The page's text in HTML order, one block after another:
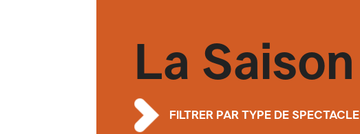
La Saison
FILTRER PAR TYPE DE SPECTACLE